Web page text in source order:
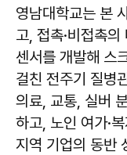
영남대학교는 본
고, 접촉·비접촉
센서를 개발해 스
걸친 전주기 질병
의료, 교통, 실버
하고, 노인 여가·
지역 기업의 동반